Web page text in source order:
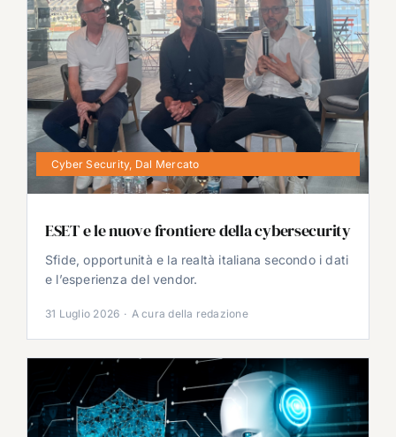
Cyber Security, Dal Mercato
ESET e le nuove frontiere della cybersecurity
Sfide, opportunità e la realtà italiana secondo i dati
e l’esperienza del vendor.
31 Luglio 2026 · A cura della redazione